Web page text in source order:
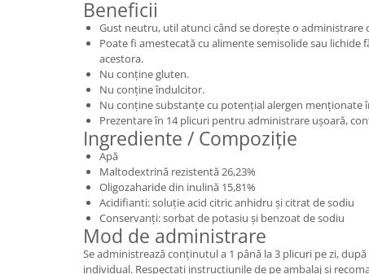
Beneficii
Gust neutru, util atunci când se dorește o administrare
Poate fi amestecată cu alimente semisolide sau lichide
acestora.
Nu conține gluten.
Nu conține îndulcitor.
Nu conține substanțe cu potențial alergen menționate
Prezentare în 14 plicuri pentru administrare ușoară,
Ingrediente / Compoziție
Apă
Maltodextrină rezistentă 26,23%
Oligozaharide din inulină 15,81%
Acidifianti: soluție acid citric anhidru și citrat de sodiu
Conservanți: sorbat de potasiu și benzoat de sodiu
Mod de administrare
Se administrează conținutul a 1 până la 3 plicuri pe zi,
individual. Respectați instrucțiunile de pe ambalaj și